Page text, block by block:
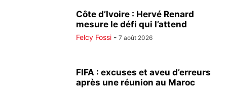
Côte d’Ivoire : Hervé Renard
mesure le défi qui l’attend
Felcy Fossi - 7 août 2026
FIFA : excuses et aveu d’erreurs
après une réunion au Maroc